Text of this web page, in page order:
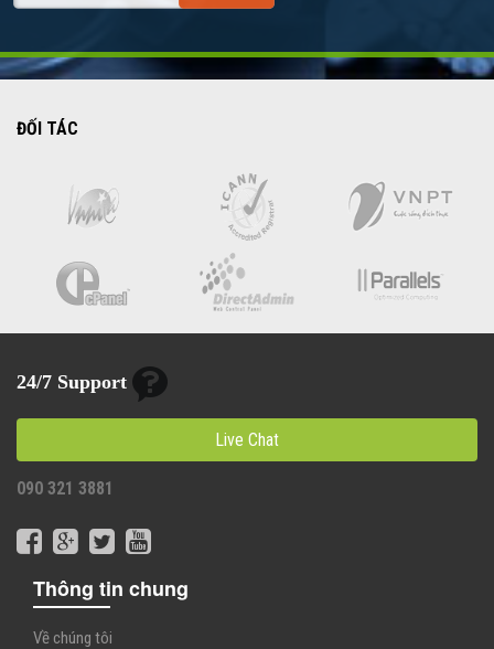
ĐỐI TÁC
24/7 Support
Live Chat
090 321 3881
Thông tin chung
Về chúng tôi